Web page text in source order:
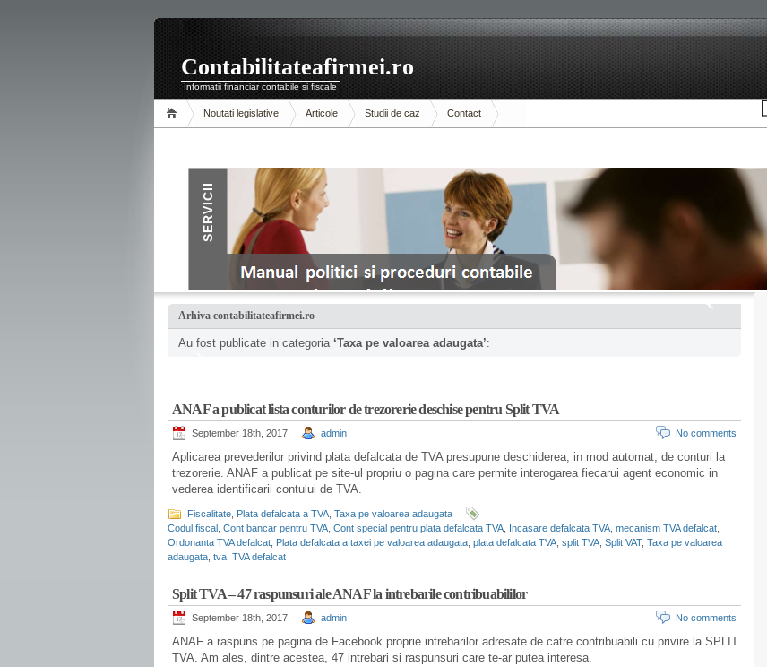
Contabilitateafirmei.ro
Informatii financiar contabile si fiscale
Noutati legislative Articole Studii de caz Contact
Arhiva contabilitateafirmei.ro
Au fost publicate in categoria ‘Taxa pe valoarea adaugata’:
ANAF a publicat lista conturilor de trezorerie deschise pentru Split TVA
September 18th, 2017 admin No comments
Aplicarea prevederilor privind plata defalcata de TVA presupune deschiderea, in mod automat, de conturi la
trezorerie. ANAF a publicat pe site-ul propriu o pagina care permite interogarea fiecarui agent economic in
vederea identificarii contului de TVA.
Fiscalitate Plata defalcata a TVA Taxa pe valoarea adaugata
Codul fiscal Cont bancar pentru TVA Cont special pentru plata defalcata TVA Incasare defalcata TVA mecanism TVA defalcat
Ordonanta TVA defalcat Plata defalcata a taxei pe valoarea adaugata plata defalcata TVA split TVA Split VAT, Taxa pe valoarea
adaugata tva TVA defalcat
Split TVA – 47 raspunsuri ale ANAF la intrebarile contribuabililor
September 18th, 2017 admin No comments
ANAF a raspuns pe pagina de Facebook proprie intrebarilor adresate de catre contribuabili cu privire la SPLIT
TVA. Am ales, dintre acestea, 47 intrebari si raspunsuri care te-ar putea interesa.